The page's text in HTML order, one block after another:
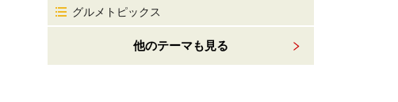
グルメトピックス
他のテーマも見る